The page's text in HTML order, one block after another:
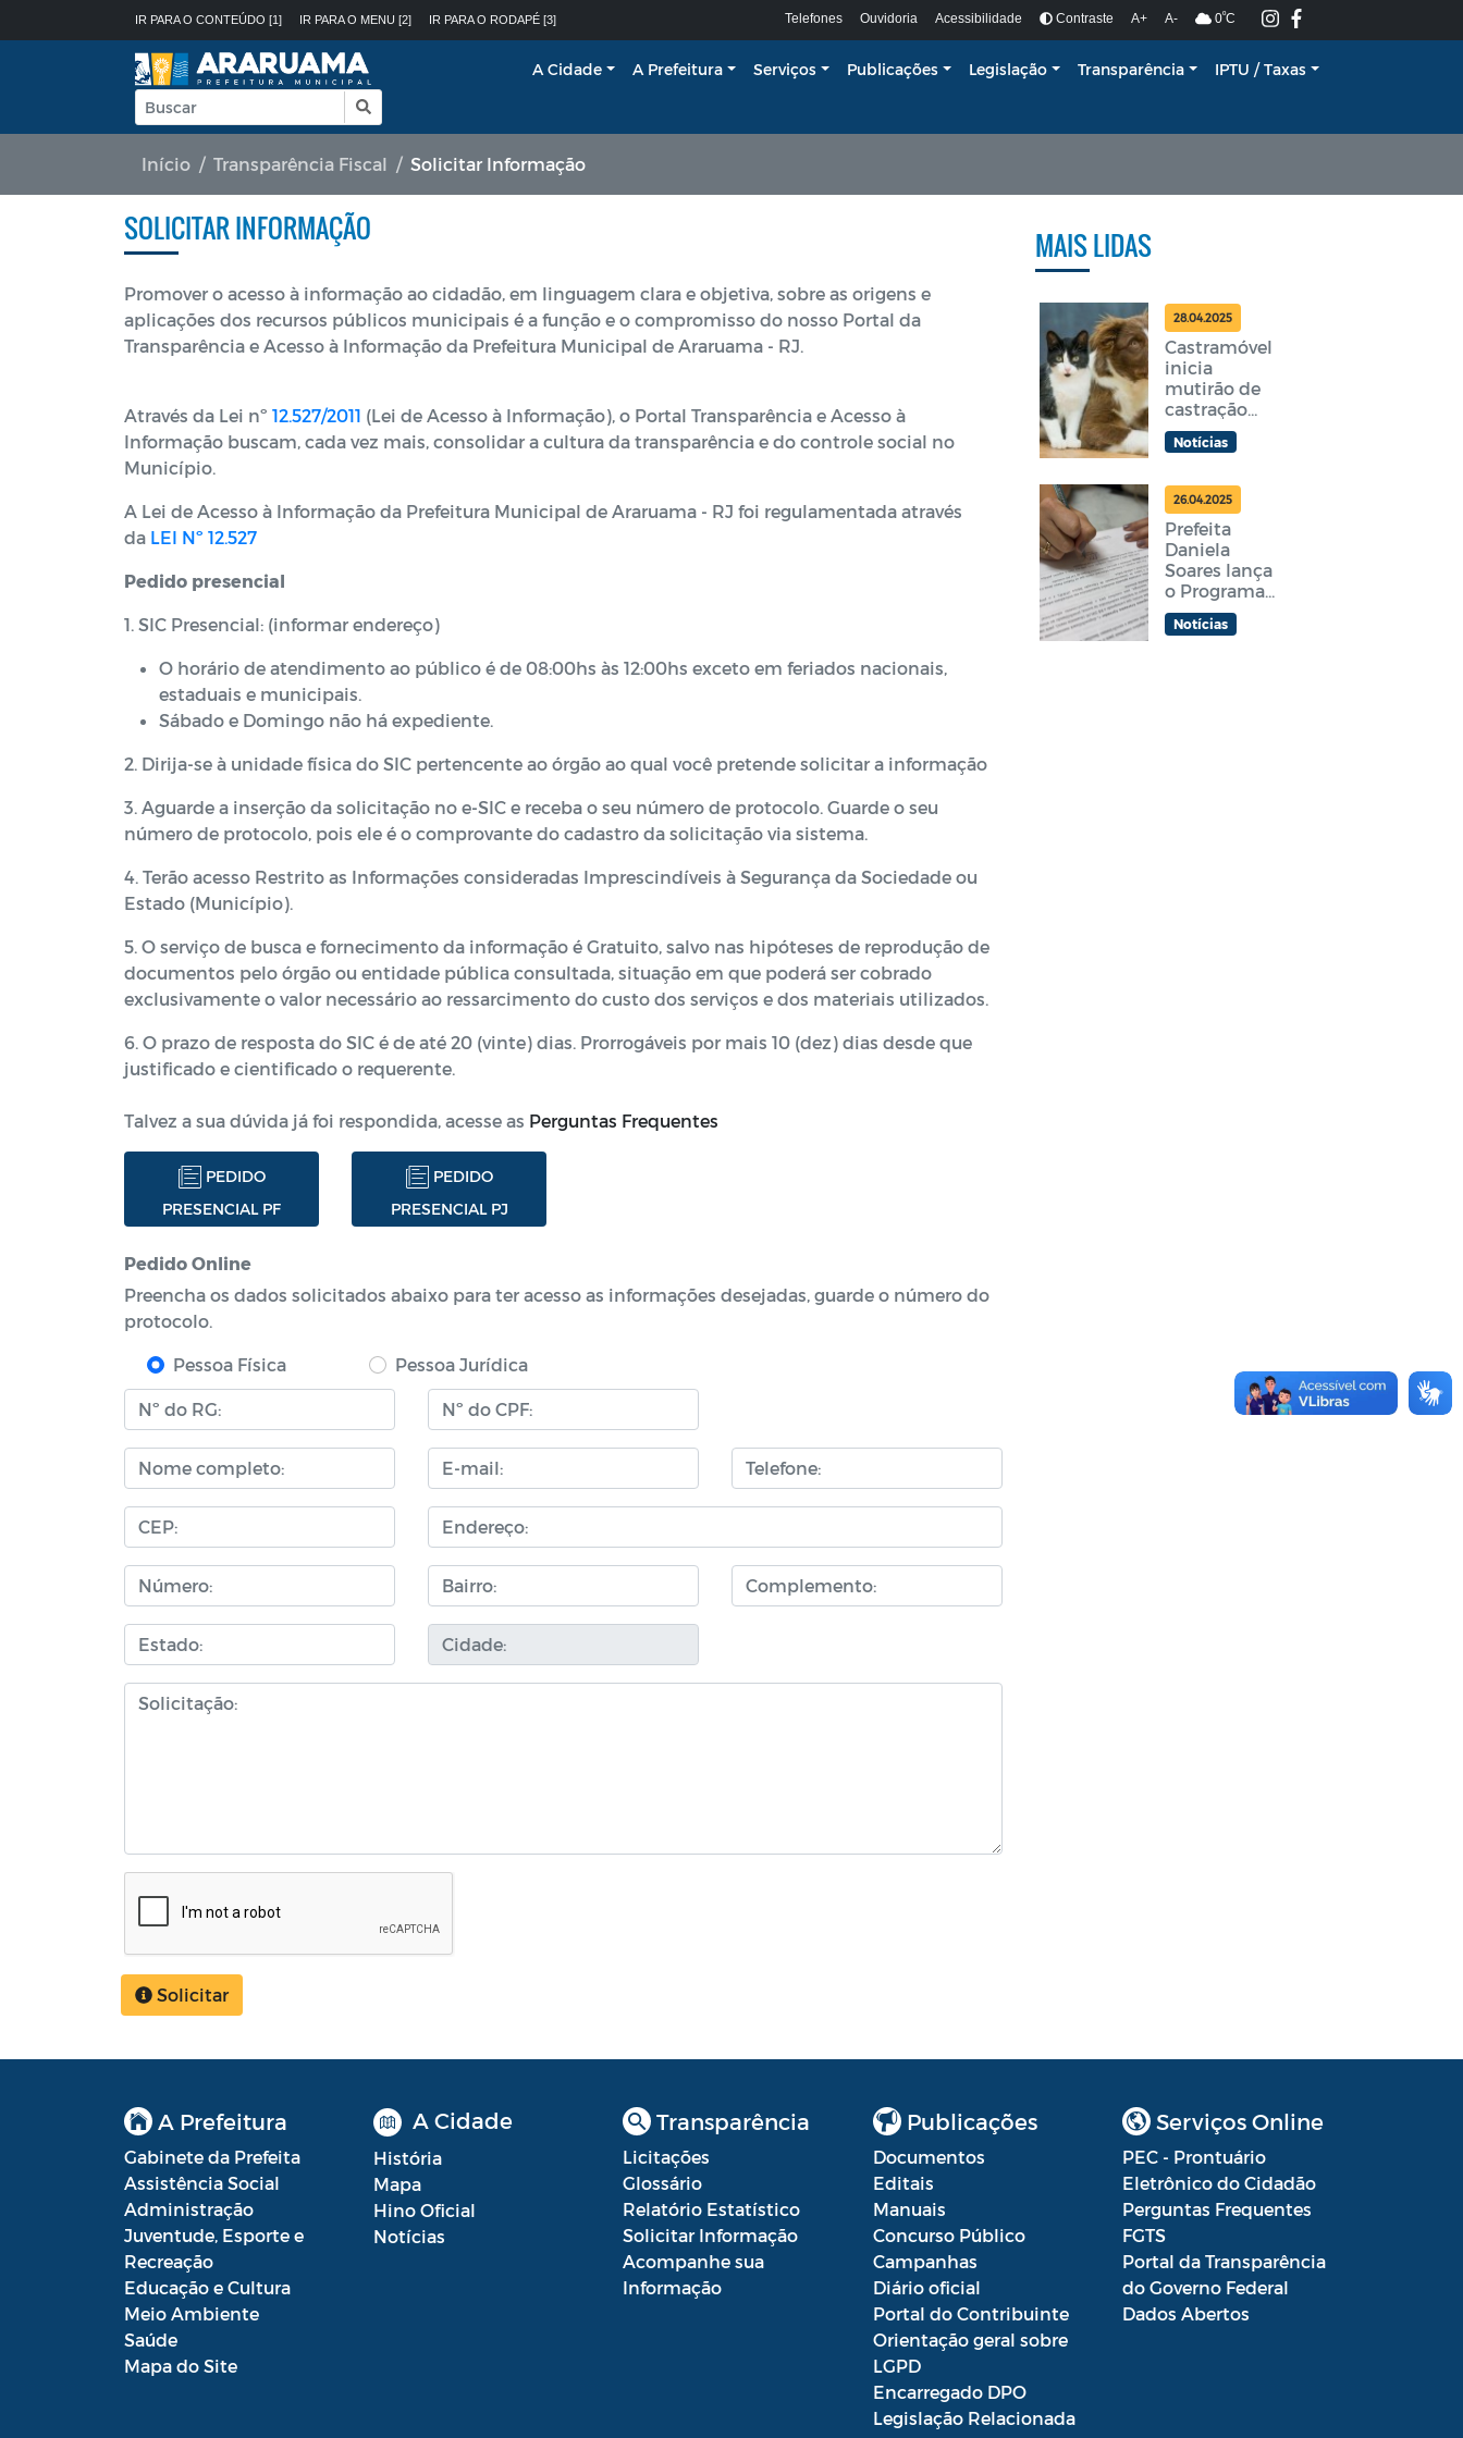
IR PARA O CONTEÚDO [1] IR PARA O MENU [2] IR PARA O RODAPÉ [3] Telefones Ouvidoria Acessibilidade Contraste A+ A- 0ºC
A Cidade A Prefeitura Serviços Publicações Legislação Transparência IPTU / Taxas
Início Transparência Fiscal Solicitar Informação
SOLICITAR INFORMAÇÃO
Promover o acesso à informação ao cidadão, em linguagem clara e objetiva, sobre as origens e
aplicações dos recursos públicos municipais é a função e o compromisso do nosso Portal da
Transparência e Acesso à Informação da Prefeitura Municipal de Araruama - RJ.
Através da Lei nº 12.527/2011 (Lei de Acesso à Informação), o Portal Transparência e Acesso à
Informação buscam, cada vez mais, consolidar a cultura da transparência e do controle social no
Município.
A Lei de Acesso à Informação da Prefeitura Municipal de Araruama - RJ foi regulamentada através
da LEI Nº 12.527
Pedido presencial
1. SIC Presencial: (informar endereço)
O horário de atendimento ao público é de 08:00hs às 12:00hs exceto em feriados nacionais,
estaduais e municipais.
Sábado e Domingo não há expediente.
2. Dirija-se à unidade física do SIC pertencente ao órgão ao qual você pretende solicitar a informação
3. Aguarde a inserção da solicitação no e-SIC e receba o seu número de protocolo. Guarde o seu
número de protocolo, pois ele é o comprovante do cadastro da solicitação via sistema.
4. Terão acesso Restrito as Informações consideradas Imprescindíveis à Segurança da Sociedade ou
Estado (Município).
5. O serviço de busca e fornecimento da informação é Gratuito, salvo nas hipóteses de reprodução de
documentos pelo órgão ou entidade pública consultada, situação em que poderá ser cobrado
exclusivamente o valor necessário ao ressarcimento do custo dos serviços e dos materiais utilizados.
6. O prazo de resposta do SIC é de até 20 (vinte) dias. Prorrogáveis por mais 10 (dez) dias desde que
justificado e cientificado o requerente.
Talvez a sua dúvida já foi respondida, acesse as Perguntas Frequentes
PEDIDO
PRESENCIAL PF
PEDIDO
PRESENCIAL PJ
Pedido Online
Preencha os dados solicitados abaixo para ter acesso as informações desejadas, guarde o número do
protocolo.
Pessoa Física Pessoa Jurídica
Solicitar
MAIS LIDAS
28.04.2025
Castramóvel
inicia
mutirão de
castração
gratuita em
Araruama
feira
Notícias
26.04.2025
Prefeita
Daniela
Soares lança
o Programa
Araruama
Aprender +
Notícias
A Prefeitura
Gabinete da Prefeita
Assistência Social
Administração
Juventude, Esporte e
Recreação
Educação e Cultura
Meio Ambiente
Saúde
Mapa do Site
A Cidade
História
Mapa
Hino Oficial
Notícias
Transparência
Licitações
Glossário
Relatório Estatístico
Solicitar Informação
Acompanhe sua
Informação
Publicações
Documentos
Editais
Manuais
Concurso Público
Campanhas
Diário oficial
Portal do Contribuinte
Orientação geral sobre
LGPD
Encarregado DPO
Legislação Relacionada
Serviços Online
PEC - Prontuário
Eletrônico do Cidadão
Perguntas Frequentes
FGTS
Portal da Transparência
do Governo Federal
Dados Abertos